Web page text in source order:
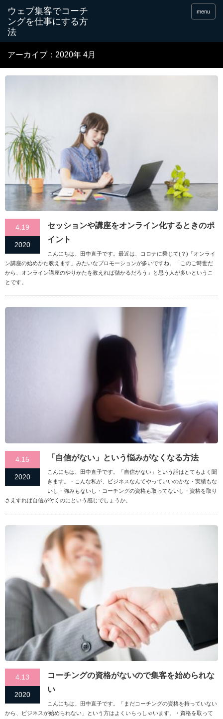
menu
アーカイブ：2020年 4月
4.19
2020
セッションや講座をオンライン化するときのポ
イント
こんにちは、田中直子です。最近は、コロナに乗じて(？)「オンライ
ン講座の始めかた教えます」みたいなプロモーションが多いですね。「このご時世だ
から、オンライン講座のやりかたを教えれば儲かるだろう」と思う人が多いというこ
とです。
4.15
2020
「自信がない」という悩みがなくなる方法
こんにちは、田中直子です。「自信がない」という話はとてもよく聞
きます。・こんな私が、ビジネスなんてやっていいのかな・実績もな
いし・強みもないし・コーチングの資格も取ってないし・資格を取り
さえすれば自信が付くのにという感じでしょうか。
4.13
2020
コーチングの資格がないので集客を始められな
い
こんにちは、田中直子です。「まだコーチングの資格を持っていない
から、ビジネスが始められない」という方はよくいらっしゃいます。・資格を取って